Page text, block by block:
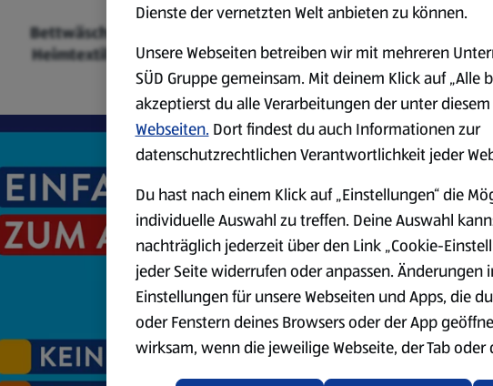
Bettwäsche &
Heimtextilien
Dienste der vernetzten Welt anbieten zu können.
Unsere Webseiten betreiben wir mit mehreren
SÜD Gruppe gemeinsam. Mit deinem Klick auf „Alle
akzeptierst du alle Verarbeitungen der unter
Webseiten. Dort findest du auch Informationen zur
datenschutzrechtlichen Verantwortlichkeit jeder
Du hast nach einem Klick auf „Einstellungen“ die
individuelle Auswahl zu treffen. Deine Auswahl
nachträglich jederzeit über den Link „Cookie-
jeder Seite widerrufen oder anpassen. Änderungen
Einstellungen für unsere Webseiten und Apps, die
oder Fenstern deines Browsers oder der App
wirksam, wenn die jeweilige Webseite, der Tab oder
aktualisiert oder geschlossen und anschließend